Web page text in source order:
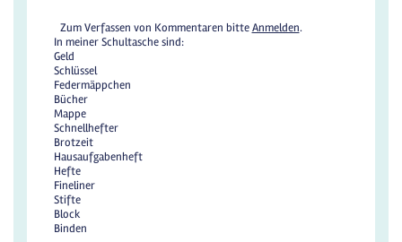
Zum Verfassen von Kommentaren bitteAnmelden.
In meiner Schultasche sind:
Geld
Schlüssel
Federmäppchen
Bücher
Mappe
Schnellhefter
Brotzeit
Hausaufgabenheft
Hefte
Fineliner
Stifte
Block
Binden